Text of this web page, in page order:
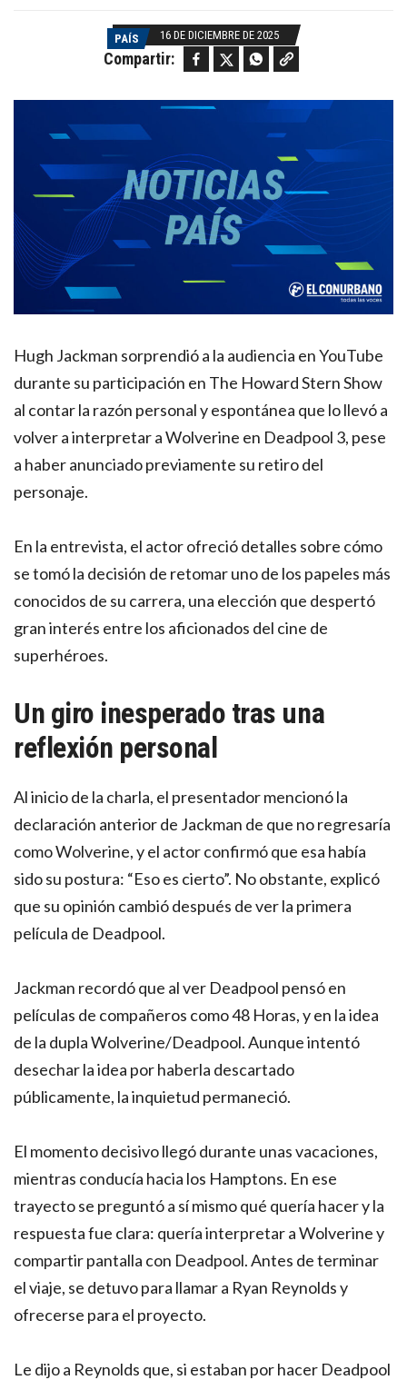
PAÍS 16 DE DICIEMBRE DE 2025
Compartir: Facebook Twitter WhatsApp Copy link
Hugh Jackman sorprendió a la audiencia en YouTube
durante su participación en The Howard Stern Show
al contar la razón personal y espontánea que lo llevó a
volver a interpretar a Wolverine en Deadpool 3, pese
a haber anunciado previamente su retiro del
personaje.
En la entrevista, el actor ofreció detalles sobre cómo
se tomó la decisión de retomar uno de los papeles más
conocidos de su carrera, una elección que despertó
gran interés entre los aficionados del cine de
superhéroes.
Un giro inesperado tras una
reflexión personal
Al inicio de la charla, el presentador mencionó la
declaración anterior de Jackman de que no regresaría
como Wolverine, y el actor confirmó que esa había
sido su postura: “Eso es cierto”. No obstante, explicó
que su opinión cambió después de ver la primera
película de Deadpool.
Jackman recordó que al ver Deadpool pensó en
películas de compañeros como 48 Horas, y en la idea
de la dupla Wolverine/Deadpool. Aunque intentó
desechar la idea por haberla descartado
públicamente, la inquietud permaneció.
El momento decisivo llegó durante unas vacaciones,
mientras conducía hacia los Hamptons. En ese
trayecto se preguntó a sí mismo qué quería hacer y la
respuesta fue clara: quería interpretar a Wolverine y
compartir pantalla con Deadpool. Antes de terminar
el viaje, se detuvo para llamar a Ryan Reynolds y
ofrecerse para el proyecto.
Le dijo a Reynolds que, si estaban por hacer Deadpool